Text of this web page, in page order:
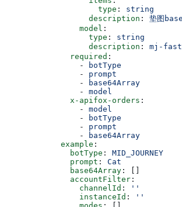
                    type
: string
                  description
: 垫图
                model
:
                  type
: string
                  description
: mj-fast
              required
:
                -
botType
                -
prompt
                -
base64Array
                -
model
              x-apifox-orders
:
                -
model
                -
botType
                -
prompt
                -
base64Array
            example
:
              botType
: MID_JOURNEY
              prompt
: Cat
              base64Array
: []
              accountFilter
:
                channelId
:
''
                instanceId
:
''
                modes
: []